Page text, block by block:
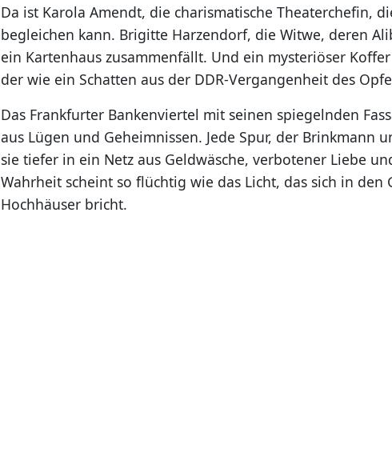
Da ist Karola Amendt, die charismatische Theaterchefin,
begleichen kann. Brigitte Harzendorf, die Witwe, deren
ein Kartenhaus zusammenfällt. Und ein mysteriöser
der wie ein Schatten aus der DDR-Vergangenheit des
Das Frankfurter Bankenviertel mit seinen spiegelnden
aus Lügen und Geheimnissen. Jede Spur, der Brinkmann
sie tiefer in ein Netz aus Geldwäsche, verbotener Liebe
Wahrheit scheint so flüchtig wie das Licht, das sich in den
Hochhäuser bricht.